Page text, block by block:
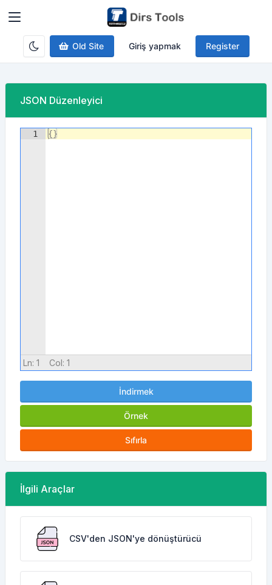
Old Site Giriş yapmak Register
JSON Düzenleyici
1 {}
Ln: 1 Col: 1
İndirmek
Örnek
Sıfırla
İlgili Araçlar
CSV'den JSON'ye dönüştürücü